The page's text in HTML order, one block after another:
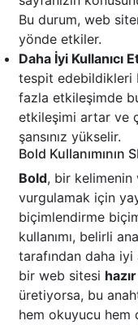
Bu durum, web
yönde etkiler.
Daha İyi Kullanıcı
tespit edebildikleri
fazla etkileşimde
etkileşimi artar ve
şansınız yükselir.
Bold Kullanımının
Bold, bir kelimenin
vurgulamak için
biçimlendirme
kullanımı, belirli
tarafından daha iyi
bir web sitesi
üretiyorsa, bu
hem okuyucu